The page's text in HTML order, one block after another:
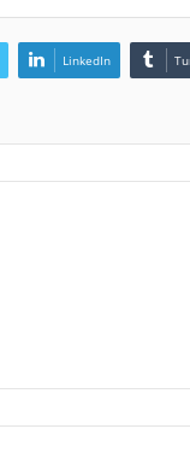
LinkedIn